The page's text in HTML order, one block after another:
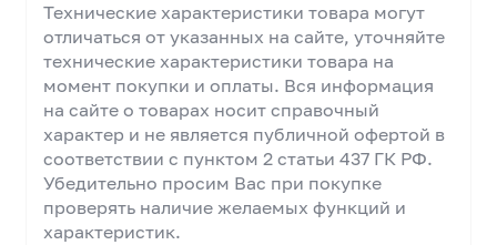
Технические характеристики товара могут
отличаться от указанных на сайте, уточняйте
технические характеристики товара на
момент покупки и оплаты. Вся информация
на сайте о товарах носит справочный
характер и не является публичной офертой в
соответствии с пунктом 2 статьи 437 ГК РФ.
Убедительно просим Вас при покупке
проверять наличие желаемых функций и
характеристик.